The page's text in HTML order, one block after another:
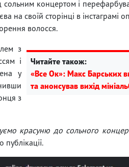
концертом і
на своїй сторінці в інстаграмі
волосся.
Читайте також:
«Все Ок»: Макс Барських
та анонсував вихід
з
і
у
з
красуню до сольного
публікації.